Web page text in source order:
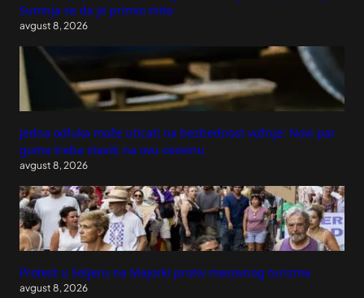
Sumnja se da je primio mito
avgust 8, 2026
Jedna odluka može uticati na bezbednost vožnje: Novi par
guma treba staviti na ovu osovinu
avgust 8, 2026
Protest u Soljeru na Majorki protiv masovnog turizma
avgust 8, 2026